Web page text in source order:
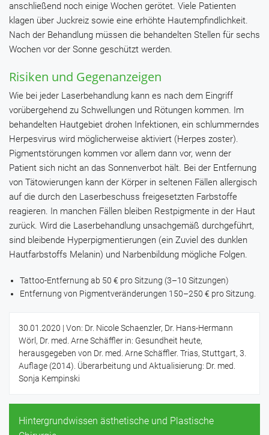
anschließend noch einige Wochen gerötet. Viele Patienten
klagen über Juckreiz sowie eine erhöhte Hautempfindlichkeit.
Nach der Behandlung müssen die behandelten Stellen für sechs
Wochen vor der Sonne geschützt werden.
Risiken und Gegenanzeigen
Wie bei jeder Laserbehandlung kann es nach dem Eingriff
vorübergehend zu Schwellungen und Rötungen kommen. Im
behandelten Hautgebiet drohen Infektionen, ein schlummerndes
Herpesvirus wird möglicherweise aktiviert (Herpes zoster).
Pigmentstörungen kommen vor allem dann vor, wenn der
Patient sich nicht an das Sonnenverbot hält. Bei der Entfernung
von Tätowierungen kann der Körper in seltenen Fällen allergisch
auf die durch den Laserbeschuss freigesetzten Farbstoffe
reagieren. In manchen Fällen bleiben Restpigmente in der Haut
zurück. Wird die Laserbehandlung unsachgemäß durchgeführt,
sind bleibende Hyperpigmentierungen (ein Zuviel des dunklen
Hautfarbstoffs Melanin) und Narbenbildung mögliche Folgen.
Tattoo-Entfernung ab 50 € pro Sitzung (3–10 Sitzungen)
Entfernung von Pigmentveränderungen 150–250 € pro Sitzung.
30.01.2020 | Von: Dr. Nicole Schaenzler, Dr. Hans-Hermann
Wörl, Dr. med. Arne Schäffler in: Gesundheit heute,
herausgegeben von Dr. med. Arne Schäffler. Trias, Stuttgart, 3.
Auflage (2014). Überarbeitung und Aktualisierung: Dr. med.
Sonja Kempinski
Hintergrundwissen ästhetische und Plastische